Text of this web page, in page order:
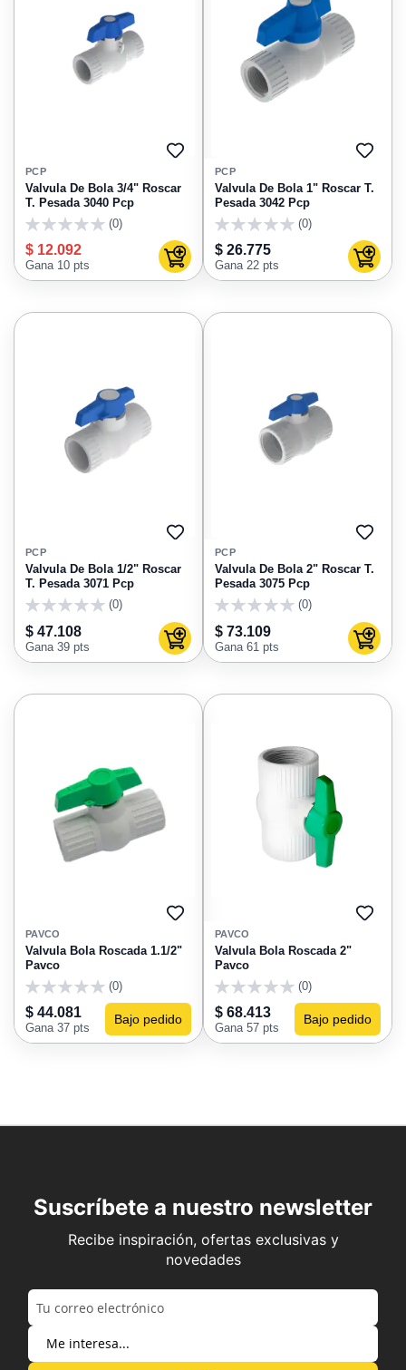
AGREGAR
FAVORITOS
PCP
Valvula De Bola 3/4" Roscar
T. Pesada 3040 Pcp
(0)
$ 12.092
Gana 10 pts Agregar al carrito
PCP
Valvula De Bola 1" Roscar T.
Pesada 3042 Pcp
(0)
$ 26.775
Gana 22 pts
AGREGAR
FAVORITOS
PCP
Valvula De Bola 1/2" Roscar
T. Pesada 3071 Pcp
(0)
$ 47.108
Gana 39 pts Agregar al carrito
PCP
Valvula De Bola 2" Roscar T.
Pesada 3075 Pcp
(0)
$ 73.109
Gana 61 pts
AGREGAR
FAVORITOS
PAVCO
Valvula Bola Roscada 1.1/2"
Pavco
(0)
$ 44.081
Gana 37 pts
Bajo pedido
PAVCO
Valvula Bola Roscada 2"
Pavco
(0)
$ 68.413
Gana 57 pts
Bajo pedido
Suscríbete a nuestro newsletter
Recibe inspiración, ofertas exclusivas y
novedades